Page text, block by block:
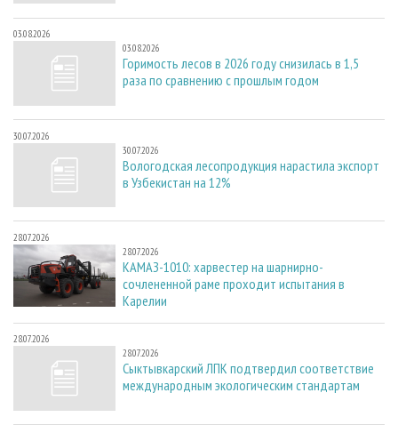
03.08.2026
03.08.2026
Горимость лесов в 2026 году снизилась в 1,5
раза по сравнению с прошлым годом
30.07.2026
30.07.2026
Вологодская лесопродукция нарастила экспорт
в Узбекистан на 12%
28.07.2026
28.07.2026
КАМАЗ-1010: харвестер на шарнирно-
сочлененной раме проходит испытания в
Карелии
28.07.2026
28.07.2026
Сыктывкарский ЛПК подтвердил соответствие
международным экологическим стандартам